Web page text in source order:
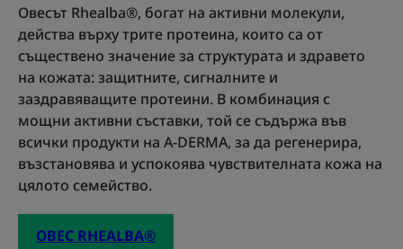
Ползи от текстурата
Приятна текстура, която попива бързо и е
водоустойчива.
Аромат на съдържанието
Без аромати
**Еx-vivo тест
* Заявен патент
** Тест ex-vivo
*** In vitro тест
Овесът Rhealba®, богат на активни молекули,
действа върху трите протеина, които са от
съществено значение за структурата и здравето
на кожата: защитните, сигналните и
заздравяващите протеини. В комбинация с
мощни активни съставки, той се съдържа във
всички продукти на A-DERMA, за да регенерира,
възстановява и успокоява чувствителната кожа на
цялото семейство.
ОВЕС RHEALBA®